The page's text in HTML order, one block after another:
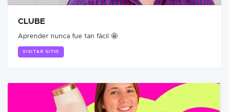
CLUBE
Aprender nunca fue tan fácil 🤩
VISITAR SITIO